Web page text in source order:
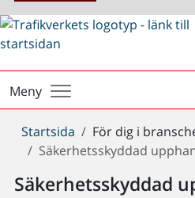
Meny
Du
är
Startsida För dig i
Säkerhetsskyddad
Säkerhetsskyddad